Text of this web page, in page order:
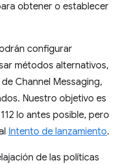
obtener o establecer
configurar
métodos alternativos,
de Channel Messaging,
Nuestro objetivo es
lo antes posible, pero
Intento de lanzamiento.
de las políticas